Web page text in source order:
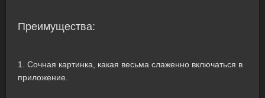
Преимущества:
1. Сочная картинка, какая весьма слаженно включаться в
приложение.